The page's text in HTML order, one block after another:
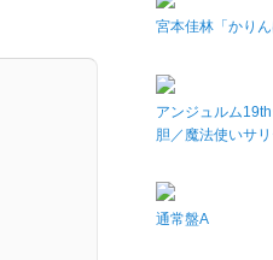
宮本佳林「かり
アンジュルム
胆／魔法使いサ
通常盤A